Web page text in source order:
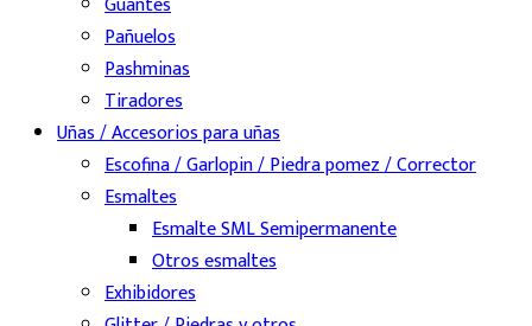
Pañuelos
Pashminas
Tiradores
Uñas / Accesorios para uñas
Escofina / Garlopin / Piedra pomez / Corrector
Esmaltes
Esmalte SML Semipermanente
Otros esmaltes
Exhibidores